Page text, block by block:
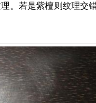
。若是紫檀则纹理交